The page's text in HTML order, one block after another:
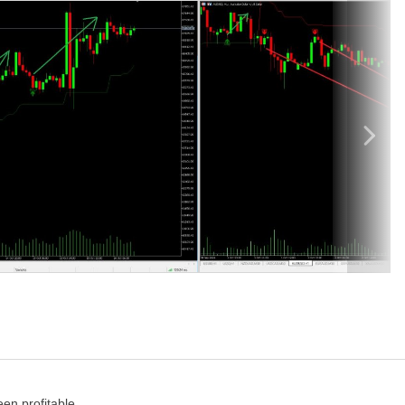
необходимое для улучшения вашей стратегии и
под контроль свою торговлю!
на таймфреймах M30, H1 и выше.
и другие